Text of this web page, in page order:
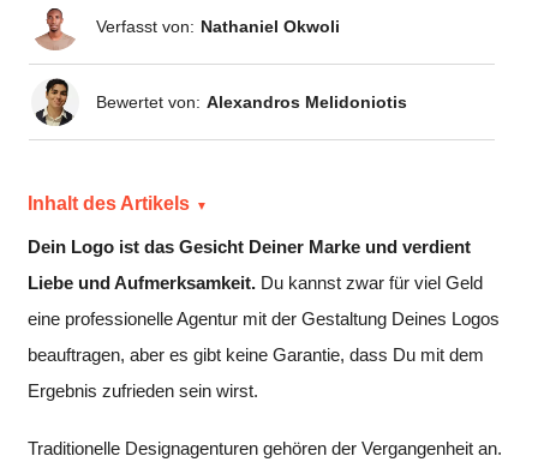
Bewertet von: Alexandros Melidoniotis
Verfasst von: Nathaniel Okwoli
Inhalt des Artikels
Dein Logo ist das Gesicht Deiner Marke und verdient
Liebe und Aufmerksamkeit. Du kannst zwar für viel Geld
eine professionelle Agentur mit der Gestaltung Deines Logos
beauftragen, aber es gibt keine Garantie, dass Du mit dem
Ergebnis zufrieden sein wirst.
Traditionelle Designagenturen gehören der Vergangenheit an.